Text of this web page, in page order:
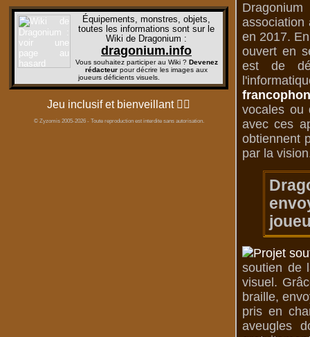
Équipements, monstres, objets,
toutes les informations sont sur le
Wiki de Dragonium :
dragonium.info
Vous souhaitez participer au Wiki ? Devenez
rédacteur pour décrire les images aux
joueurs déficients visuels.
Jeu inclusif et bienveillant 🏳️‍🌈
© Zyzomis 2005-2026 - Toute reproduction est interdite sans autorisation.
en 2017.
ouvert en
est de
vocales ou
avec ces
obtiennent
par la
soutien de
visuel.
braille,
pris en
aveugles